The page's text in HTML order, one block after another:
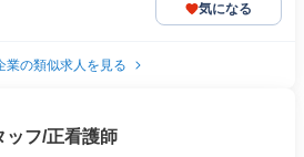
気になる
業の類似求人を見る
ッフ/正看護師